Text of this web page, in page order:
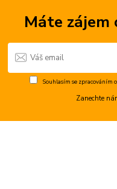
Máte zájem
Souhlasím se zpracováním
Zanechte